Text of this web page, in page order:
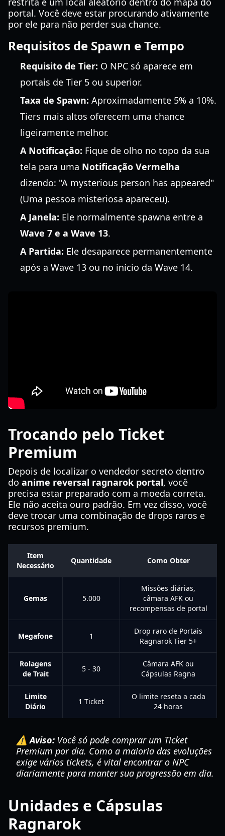
portal. Você deve estar procurando ativamente
por ele para não perder sua chance.
Requisitos de Spawn e Tempo
Requisito de Tier: O NPC só aparece em
portais de Tier 5 ou superior.
Taxa de Spawn: Aproximadamente 5% a 10%.
Tiers mais altos oferecem uma chance
ligeiramente melhor.
A Notificação: Fique de olho no topo da sua
tela para uma Notificação Vermelha
dizendo: "A mysterious person has appeared"
(Uma pessoa misteriosa apareceu).
A Janela: Ele normalmente spawna entre a
Wave 7 e a Wave 13.
A Partida: Ele desaparece permanentemente
após a Wave 13 ou no início da Wave 14.
Trocando pelo Ticket
Premium
Depois de localizar o vendedor secreto dentro
do anime reversal ragnarok portal, você
precisa estar preparado com a moeda correta.
Ele não aceita ouro padrão. Em vez disso, você
deve trocar uma combinação de drops raros e
recursos premium.
Item
Necessário
Quantidade Como Obter
Gemas 5.000
Missões diárias,
câmara AFK ou
recompensas de portal
Megafone 1
Drop raro de Portais
Ragnarok Tier 5+
Rolagens
de Trait
5 - 30
Câmara AFK ou
Cápsulas Ragna
Limite
Diário
1 Ticket
O limite reseta a cada
24 horas
⚠️ Aviso: Você só pode comprar um Ticket
Premium por dia. Como a maioria das evoluções
exige vários tickets, é vital encontrar o NPC
diariamente para manter sua progressão em dia.
Unidades e Cápsulas
Ragnarok